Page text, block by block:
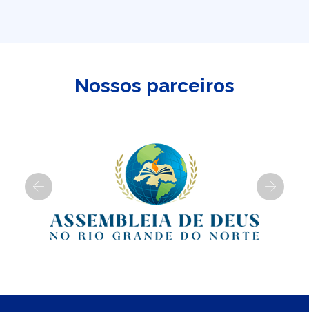
Nossos parceiros
Previous Next